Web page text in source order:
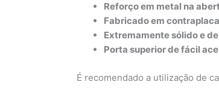
Reforço em metal na
Fabricado em
Extremamente sólido e
Porta superior de fácil
É recomendado a utilização de